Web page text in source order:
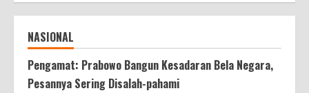
NASIONAL
Pengamat: Prabowo Bangun Kesadaran Bela Negara,
Pesannya Sering Disalah-pahami